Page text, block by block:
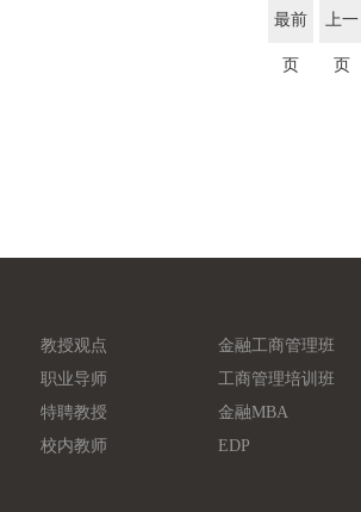
最前
页
上一
页
教授观点 金融工商管理班
职业导师
工商管理培训班
特聘教授
金融MBA
校内教师
EDP